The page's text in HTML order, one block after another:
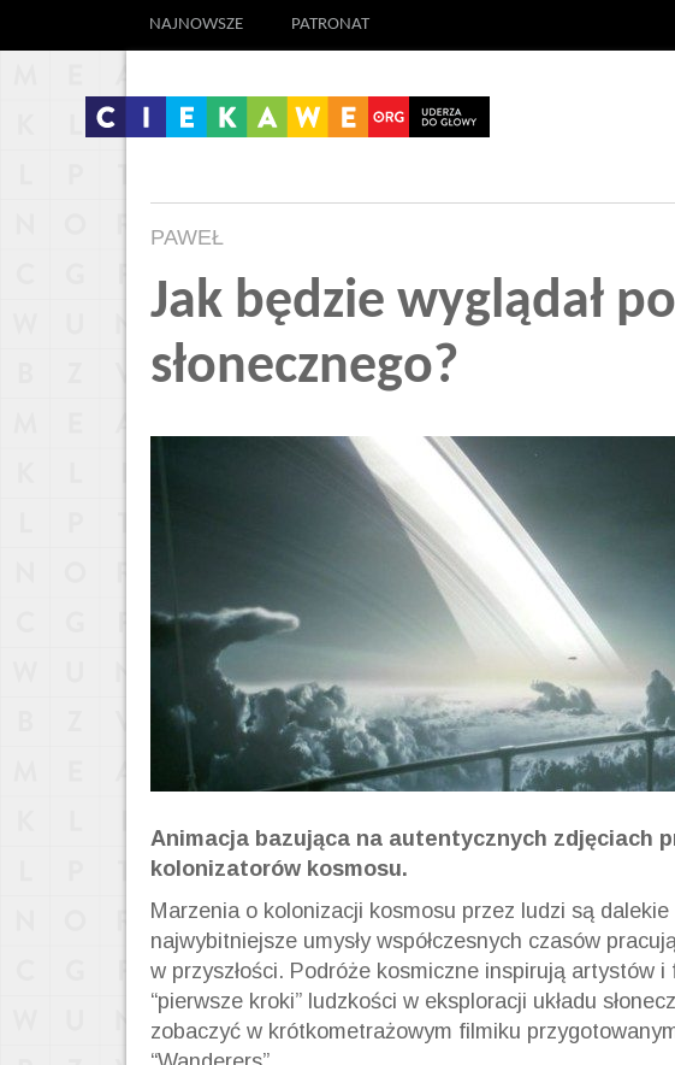
NAJNOWSZE PATRONAT
PAWEŁ
Jak będzie wyglądał
słonecznego?
Animacja bazująca na autentycznych zdjęciach
kolonizatorów kosmosu.
Marzenia o kolonizacji kosmosu przez ludzi są
najwybitniejsze umysły współczesnych czasów
w przyszłości. Podróże kosmiczne inspirują artystów
“pierwsze kroki” ludzkości w eksploracji układu
zobaczyć w krótkometrażowym filmiku